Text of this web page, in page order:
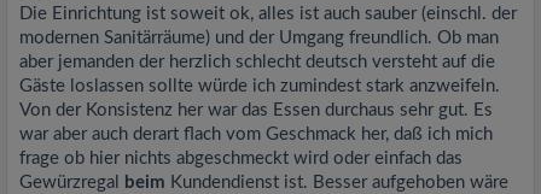
Die Einrichtung ist soweit ok, alles ist auch sauber (einschl. der
modernen Sanitärräume) und der Umgang freundlich. Ob man
aber jemanden der herzlich schlecht deutsch versteht auf die
Gäste loslassen sollte würde ich zumindest stark anzweifeln.
Von der Konsistenz her war das Essen durchaus sehr gut. Es
war aber auch derart flach vom Geschmack her, daß ich mich
frage ob hier nichts abgeschmeckt wird oder einfach das
Gewürzregal
beim Kundendienst ist. Besser aufgehoben wäre